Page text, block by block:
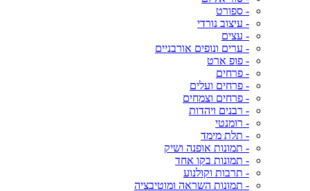
- ספורט
- עיצוב נורדי
- עצים
- ערים ונופים אורבניים
- פופ ארט
- פרחים
- פרחים ועלים
- פרחים וצמחים
- רבנים ויהדות
- רומנטי
- תלת מימד
- תמונות אופנה ושיק
- תמונות בקו אחד
- תרבות וקולנוע
- תמונות השראה ומוטיבציה